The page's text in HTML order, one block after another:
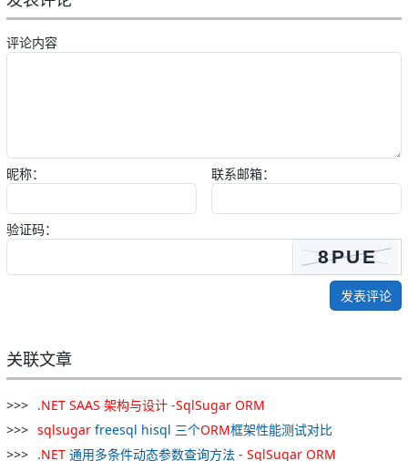
评论内容
昵称： 联系邮箱：
验证码：
发表评论
关联文章
.NET SAAS 架构与设计 -SqlSugar ORM
sqlsugar freesql hisql 三个ORM框架性能测试对比
.NET 通用多条件动态参数查询方法 - SqlSugar ORM